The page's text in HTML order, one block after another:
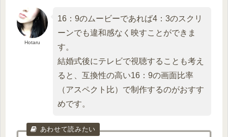
Hotaru
16：9のムービーであれば4：3のスクリ
ーンでも違和感なく映すことができま
す。
結婚式後にテレビで視聴することも考え
ると、互換性の高い16：9の画面比率
（アスペクト比）で制作するのがおすす
めです。